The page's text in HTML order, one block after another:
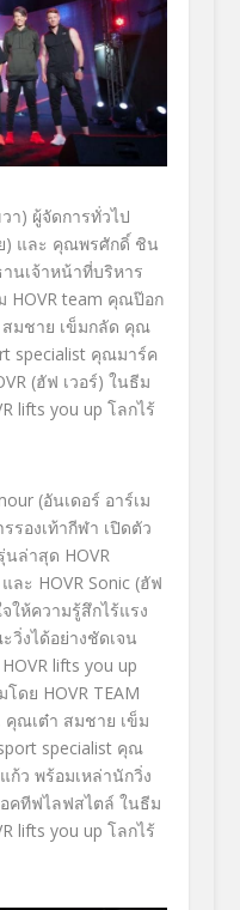
า) ผู้จัดการทั่วไป
) และ คุณพรศักดิ์ ชิน
นเจ้าหน้าที่บริหาร
HOVR team คุณป๊อก
มชาย เข็มกลัด คุณ
specialist คุณมาร์ค
(ฮัฟ เวอร์) ในธีม
lifts you up โลกไร้
(อันเดอร์ อาร์เม
รองเท้ากีฬา เปิดตัว
นล่าสุด HOVR
ละ HOVR Sonic(ฮัฟ
ให้ความรู้สึกไร้แรง
วิ่งได้อย่างชัดเจน
lifts you up
โดย HOVR TEAM
คุณเต๋า สมชาย เข็ม
specialist คุณ
ว พร้อมเหล่านักวิ่ง
คทีฟไลฟสไตล์ ในธีม
lifts you up โลกไร้